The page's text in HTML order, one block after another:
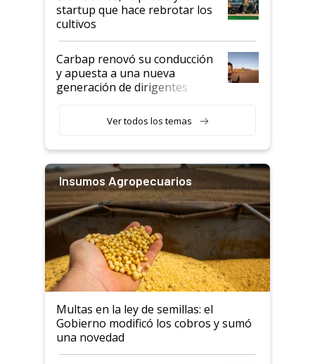
startup que hace rebrotar los
cultivos
Carbap renovó su conducción
y apuesta a una nueva
generación de dirigentes
Ver todos los temas
Insumos Agropecuarios
Multas en la ley de semillas: el
Gobierno modificó los cobros y sumó
una novedad